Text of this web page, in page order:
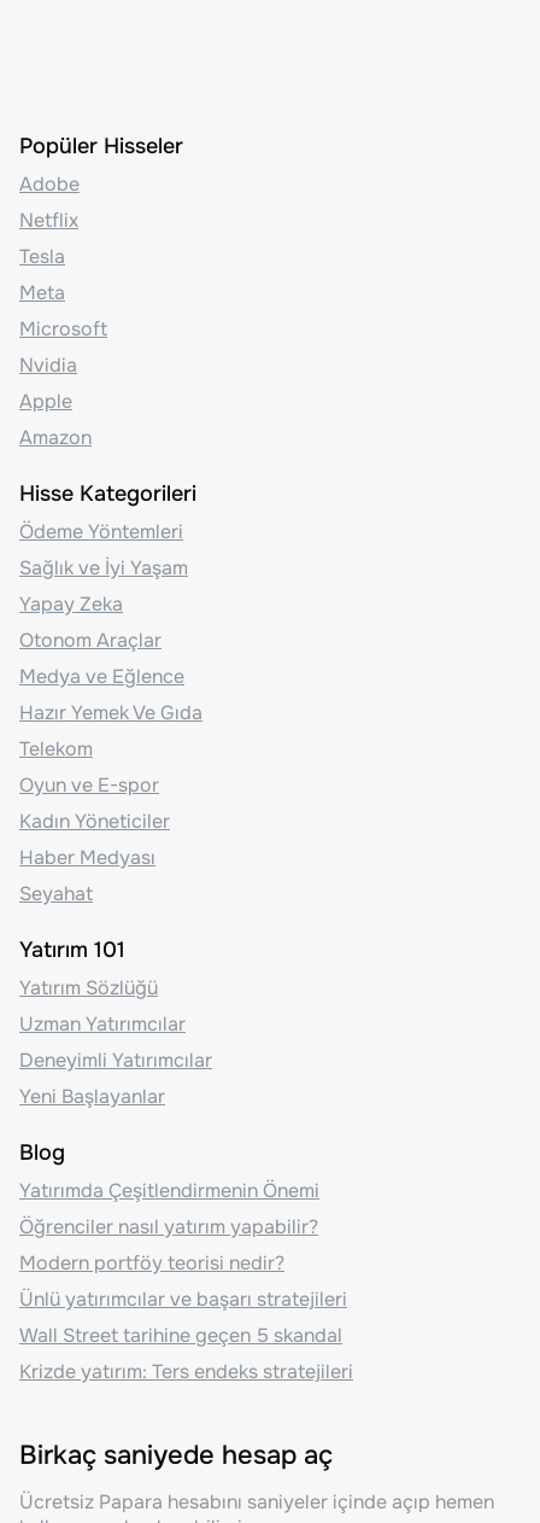
Popüler Hisseler
Adobe
Netflix
Tesla
Meta
Microsoft
Nvidia
Apple
Amazon
Hisse Kategorileri
Ödeme Yöntemleri
Sağlık ve İyi Yaşam
Yapay Zeka
Otonom Araçlar
Medya ve Eğlence
Hazır Yemek Ve Gıda
Telekom
Oyun ve E-spor
Kadın Yöneticiler
Haber Medyası
Seyahat
Yatırım 101
Yatırım Sözlüğü
Uzman Yatırımcılar
Deneyimli Yatırımcılar
Yeni Başlayanlar
Blog
Yatırımda Çeşitlendirmenin Önemi
Öğrenciler nasıl yatırım yapabilir?
Modern portföy teorisi nedir?
Ünlü yatırımcılar ve başarı stratejileri
Wall Street tarihine geçen 5 skandal
Krizde yatırım: Ters endeks stratejileri
Birkaç saniyede hesap aç
Ücretsiz Papara hesabını saniyeler içinde açıp hemen